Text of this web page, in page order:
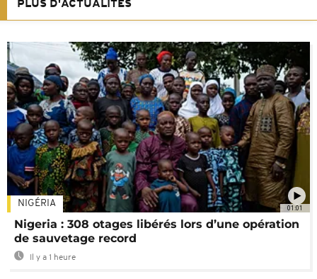
PLUS D'ACTUALITÉS
01:01
NIGÉRIA
Nigeria : 308 otages libérés lors d’une opération
de sauvetage record
Il y a 1 heure